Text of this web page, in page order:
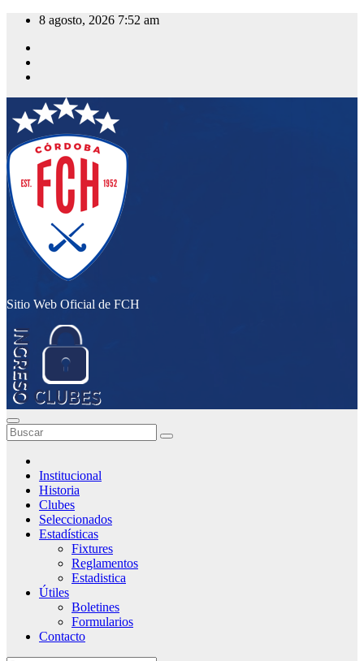
Saltar
contenido
8 agosto, 2026 7:52 am
Sitio Web Oficial de FCH
Institucional
Historia
Clubes
Seleccionados
Estadísticas
Fixtures
Reglamentos
Estadistica
Útiles
Boletines
Formularios
Contacto